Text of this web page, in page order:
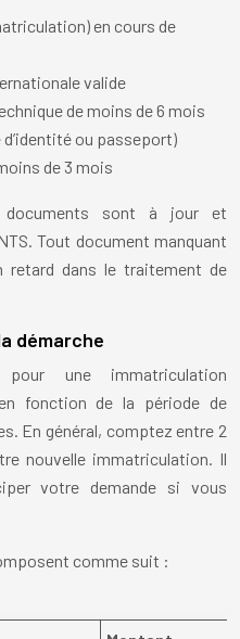
en cours de
valide
de moins de 6 mois
ou passeport)
de 3 mois
documents sont à jour et
Tout document manquant
retard dans le traitement de
démarche
une immatriculation
fonction de la période de
En général, comptez entre 2
nouvelle immatriculation. Il
votre demande si vous
comme suit :